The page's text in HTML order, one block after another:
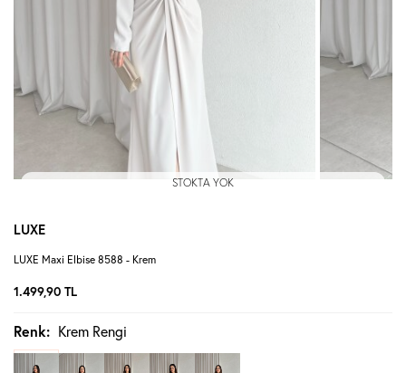
STOKTA YOK
LUXE
LUXE Maxi Elbise 8588 - Krem
1.499,90 TL
Renk: Krem Rengi